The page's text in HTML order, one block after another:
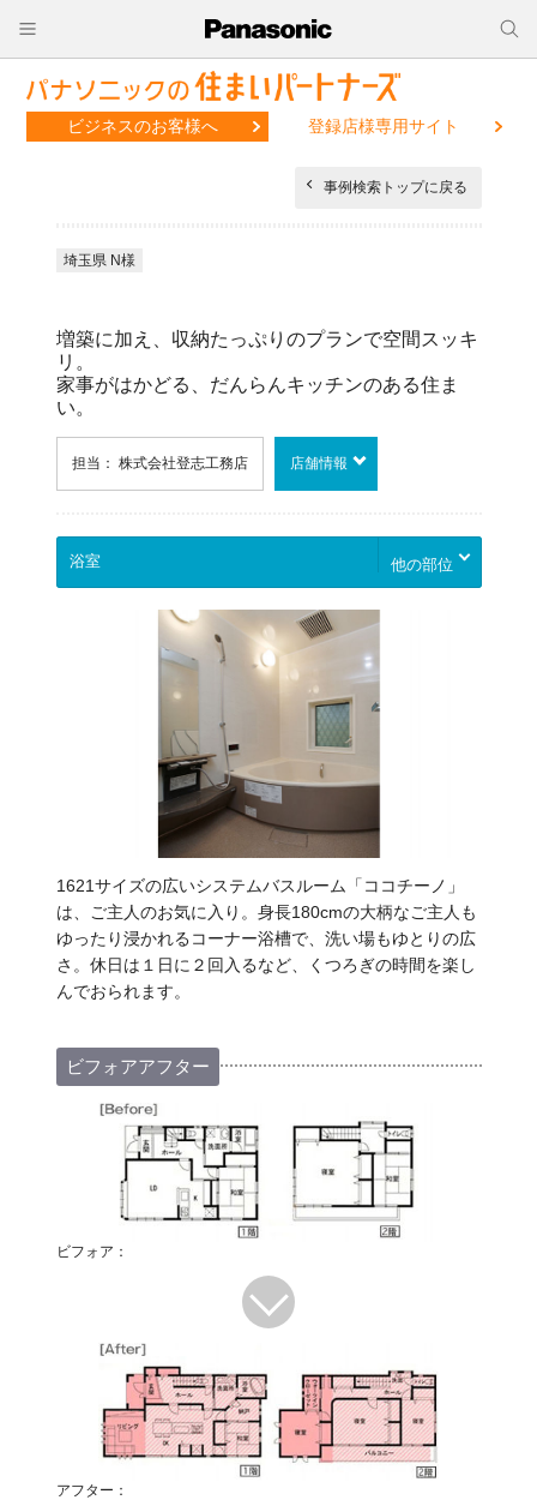
ビジネスのお客様へ 登録店様専用サイト
事例検索トップに戻る
埼玉県 N様
増築に加え、収納たっぷりのプランで空間スッキ
リ。
家事がはかどる、だんらんキッチンのある住ま
い。
担当： 株式会社登志工務店 店舗情報
他の部位
1621サイズの広いシステムバスルーム「ココチーノ」
は、ご主人のお気に入り。身長180cmの大柄なご主人も
ゆったり浸かれるコーナー浴槽で、洗い場もゆとりの広
さ。休日は１日に２回入るなど、くつろぎの時間を楽し
んでおられます。
ビフォアアフター
ビフォア：
アフター：